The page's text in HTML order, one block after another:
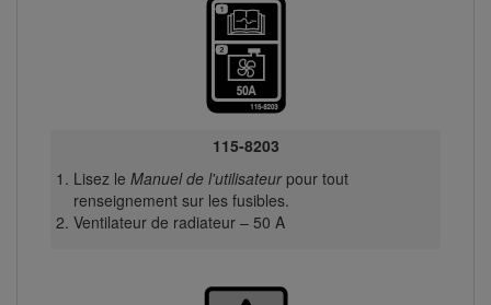
115-8203
Lisez le Manuel de l'utilisateurpour tout
renseignement sur les fusibles.
Ventilateur de radiateur – 50 A